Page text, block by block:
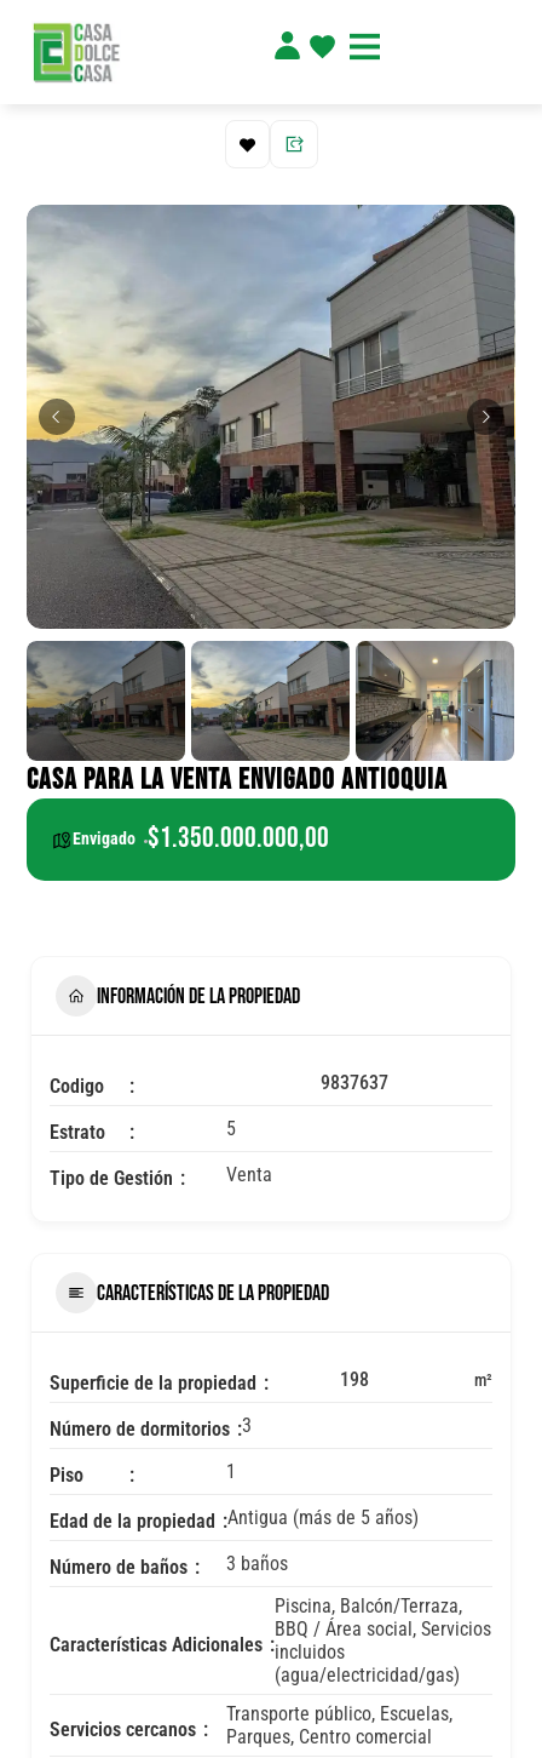
CASA PARA LA VENTA ENVIGADO ANTIOQUIA
Envigado $1.350.000.000,00
INFORMACIÓN DE LA PROPIEDAD
Codigo 9837637
Estrato 5
Tipo de Gestión Venta
CARACTERÍSTICAS DE LA PROPIEDAD
Superficie de la propiedad 198 m²
Número de dormitorios 3
Piso 1
Edad de la propiedad Antigua (más de 5 años)
Número de baños 3 baños
Características Adicionales
Piscina, Balcón/Terraza,
BBQ / Área social, Servicios
incluidos
(agua/electricidad/gas)
Servicios cercanos
Transporte público, Escuelas,
Parques, Centro comercial